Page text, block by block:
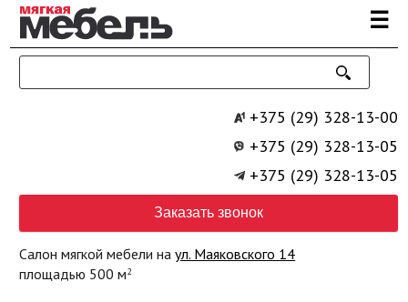
Перейти к основному содержанию ☰
+375 (29) 328-13-00
+375 (29) 328-13-05
+375 (29) 328-13-05
Заказать звонок
Салон мягкой мебели наул. Маяковского 14
площадью 500 м2